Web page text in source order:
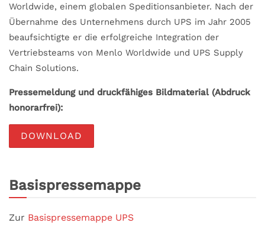
Worldwide, einem globalen Speditionsanbieter. Nach der
Übernahme des Unternehmens durch UPS im Jahr 2005
beaufsichtigte er die erfolgreiche Integration der
Vertriebsteams von Menlo Worldwide und UPS Supply
Chain Solutions.
Pressemeldung und druckfähiges Bildmaterial (Abdruck
honorarfrei):
DOWNLOAD
Basispressemappe
Zur Basispressemappe UPS